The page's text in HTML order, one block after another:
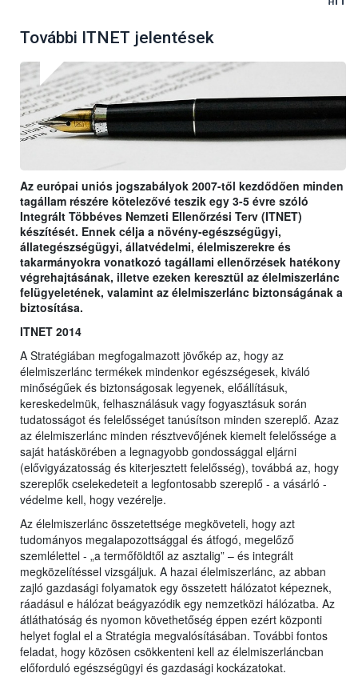
További ITNET jelentések
Az európai uniós jogszabályok 2007-től kezdődően minden
tagállam részére kötelezővé teszik egy 3-5 évre szóló
Integrált Többéves Nemzeti Ellenőrzési Terv (ITNET)
készítését. Ennek célja a növény-egészségügyi,
állategészségügyi, állatvédelmi, élelmiszerekre és
takarmányokra vonatkozó tagállami ellenőrzések hatékony
végrehajtásának, illetve ezeken keresztül az élelmiszerlánc
felügyeletének, valamint az élelmiszerlánc biztonságának a
biztosítása.
ITNET 2014
A Stratégiában megfogalmazott jövőkép az, hogy az
élelmiszerlánc termékek mindenkor egészségesek, kiváló
minőségűek és biztonságosak legyenek, előállításuk,
kereskedelmük, felhasználásuk vagy fogyasztásuk során
tudatosságot és felelősséget tanúsítson minden szereplő. Azaz
az élelmiszerlánc minden résztvevőjének kiemelt felelőssége a
saját hatáskörében a legnagyobb gondossággal eljárni
(elővigyázatosság és kiterjesztett felelősség), továbbá az, hogy
szereplők cselekedeteit a legfontosabb szereplő - a vásárló -
védelme kell, hogy vezérelje.
Az élelmiszerlánc összetettsége megköveteli, hogy azt
tudományos megalapozottsággal és átfogó, megelőző
szemlélettel - „a termőföldtől az asztalig” – és integrált
megközelítéssel vizsgáljuk. A hazai élelmiszerlánc, az abban
zajló gazdasági folyamatok egy összetett hálózatot képeznek,
ráadásul e hálózat beágyazódik egy nemzetközi hálózatba. Az
átláthatóság és nyomon követhetőség éppen ezért központi
helyet foglal el a Stratégia megvalósításában. További fontos
feladat, hogy közösen csökkenteni kell az élelmiszerláncban
előforduló egészségügyi és gazdasági kockázatokat.